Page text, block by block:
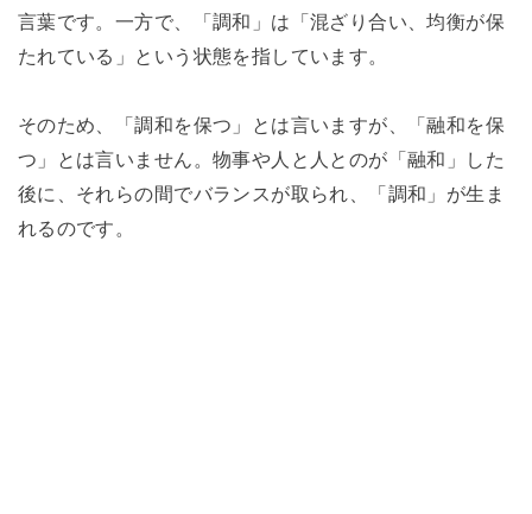
言葉です。一方で、「調和」は「混ざり合い、均衡が保
たれている」という状態を指しています。
そのため、「調和を保つ」とは言いますが、「融和を保
つ」とは言いません。物事や人と人とのが「融和」した
後に、それらの間でバランスが取られ、「調和」が生ま
れるのです。